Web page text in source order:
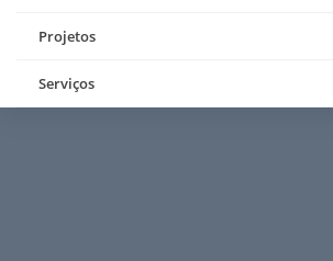
Projetos
Serviços